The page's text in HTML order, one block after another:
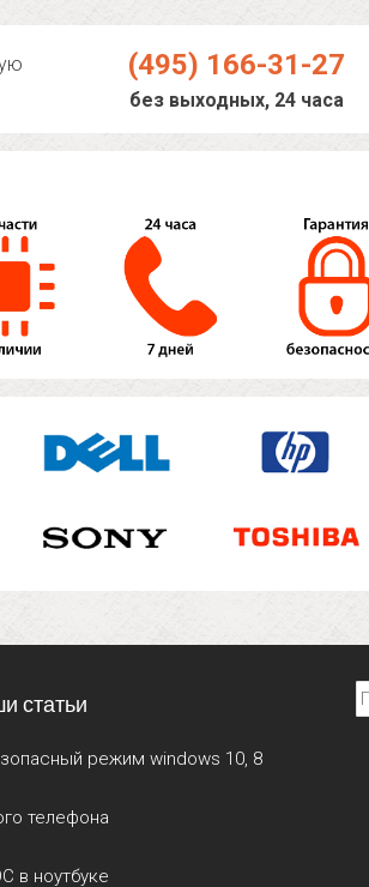
(495) 166-31-27
без выходных, 24 часа
статьи
режим windows 10, 8
телефона
в ноутбуке